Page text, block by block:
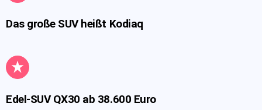
Das große SUV heißt Kodiaq
Edel-SUV QX30 ab 38.600 Euro